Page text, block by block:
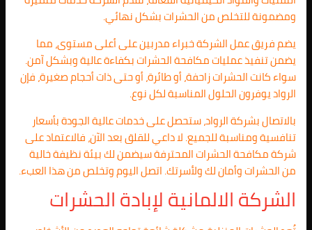
ومضمونة للتخلص من الحشرات بشكل نهائي.
يضم فريق عمل الشركة خبراء مدربين على أعلى مستوى، مما
يضمن تنفيذ عمليات مكافحة الحشرات بكفاءة عالية وبشكل آمن.
سواء كانت الحشرات زاحفة، أو طائرة، أو حتى ذات أحجام صغيرة، فإن
الرواد يوفرون الحلول المناسبة لكل نوع.
بالاتصال بشركة الرواد، ستحصل على خدمات عالية الجودة بأسعار
تنافسية ومناسبة للجميع. لا داعي للقلق بعد الآن، فالاعتماد على
شركة مكافحة الحشرات المحترفة سيضمن لك بيئة نظيفة خالية
من الحشرات وأمان لك ولأسرتك. اتصل اليوم وتخلص من هذا العبء.
الشركة الالمانية لإبادة الحشرات